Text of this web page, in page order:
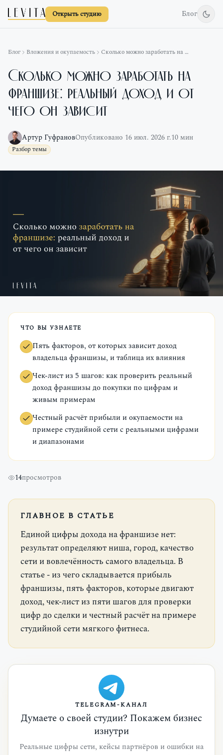
Открыть студию Блог
Блог Вложения и окупаемость Сколько можно заработать на франшизе: реальный доход и от чего он зависит
Сколько можно заработать на
франшизе: реальный доход и от
чего он зависит
Артур ГуфрановОпубликовано 16 июл. 2026 г.10 мин
Разбор темы
ЧТО ВЫ УЗНАЕТЕ
Пять факторов, от которых зависит доход
владельца франшизы, и таблица их влияния
Чек-лист из 5 шагов: как проверить реальный
доход франшизы до покупки по цифрам и
живым примерам
Честный расчёт прибыли и окупаемости на
примере студийной сети с реальными цифрами
и диапазонами
14просмотров
ГЛАВНОЕ В СТАТЬЕ
Единой цифры дохода на франшизе нет:
результат определяют ниша, город, качество
сети и вовлечённость самого владельца. В
статье - из чего складывается прибыль
франшизы, пять факторов, которые двигают
доход, чек-лист из пяти шагов для проверки
цифр до сделки и честный расчёт на примере
студийной сети мягкого фитнеса.
TELEGRAM-КАНАЛ
Думаете о своей студии? Покажем бизнес
изнутри
Реальные цифры сети, кейсы партнёров и ошибки на